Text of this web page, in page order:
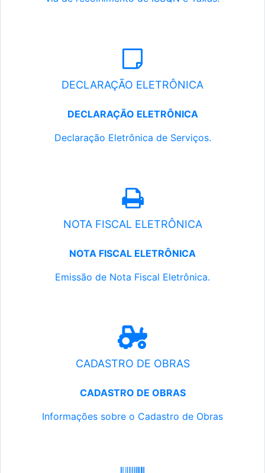
DECLARAÇÃO ELETRÔNICA
DECLARAÇÃO ELETRÔNICA
Declaração Eletrônica de Serviços.
NOTA FISCAL ELETRÔNICA
NOTA FISCAL ELETRÔNICA
Emissão de Nota Fiscal Eletrônica.
CADASTRO DE OBRAS
CADASTRO DE OBRAS
Informações sobre o Cadastro de Obras